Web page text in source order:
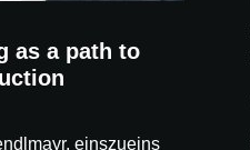
as a path to
einszueins